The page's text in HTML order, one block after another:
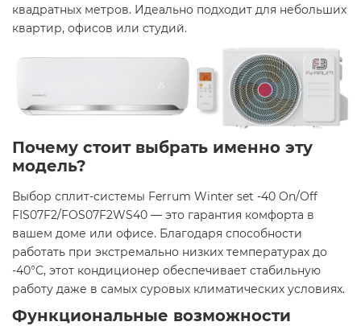
квадратных метров. Идеально подходит для небольших
квартир, офисов или студий.​
Почему стоит выбрать именно эту
модель?
Выбор сплит-системы Ferrum Winter set -40 On/Off
FIS07F2/FOS07F2WS40 — это гарантия комфорта в
вашем доме или офисе. Благодаря способности
работать при экстремально низких температурах до
-40°C, этот кондиционер обеспечивает стабильную
работу даже в самых суровых климатических условиях.​
Функциональные возможности